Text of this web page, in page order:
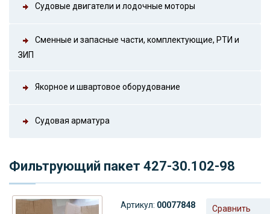
Судовые двигатели и лодочные моторы
Сменные и запасные части, комплектующие, РТИ и
ЗИП
Якорное и швартовое оборудование
Судовая арматура
Фильтрующий пакет 427-30.102-98
Артикул: 00077848 Сравнить